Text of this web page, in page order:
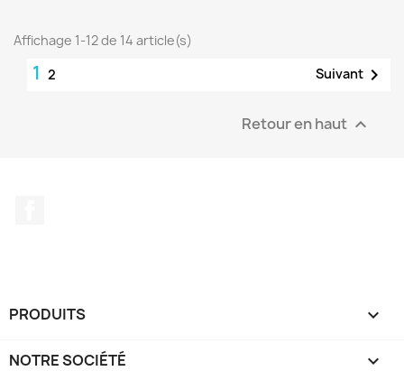
Affichage 1-12 de 14 article(s)
1 2 Suivant 
Retour en haut 
PRODUITS 
NOTRE SOCIÉTÉ 